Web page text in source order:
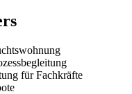
für Fachkräfte